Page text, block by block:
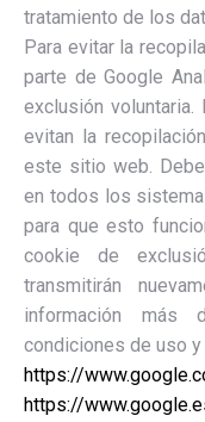
tratamiento de los
Para evitar la
parte de Google
exclusión
evitan la
este sitio web.
en todos los
para que esto
cookie de
transmitirán
información más
condiciones de uso
https://
https://